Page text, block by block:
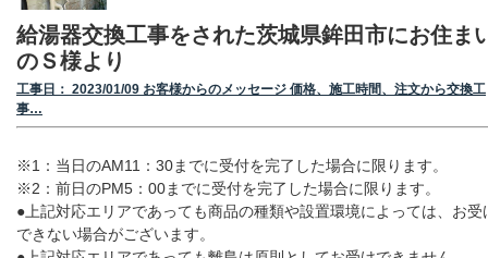
給湯器交換工事をされた茨城県鉾田市にお住ま
のＳ様より
工事日： 2023/01/09 お客様からのメッセージ 価格、施工時間、注文から交換工
事…
※1：当日のAM11：30までに受付を完了した場合に限ります。
※2：前日のPM5：00までに受付を完了した場合に限ります。
●上記対応エリアであっても商品の種類や設置環境によっては、お受
できない場合がございます。